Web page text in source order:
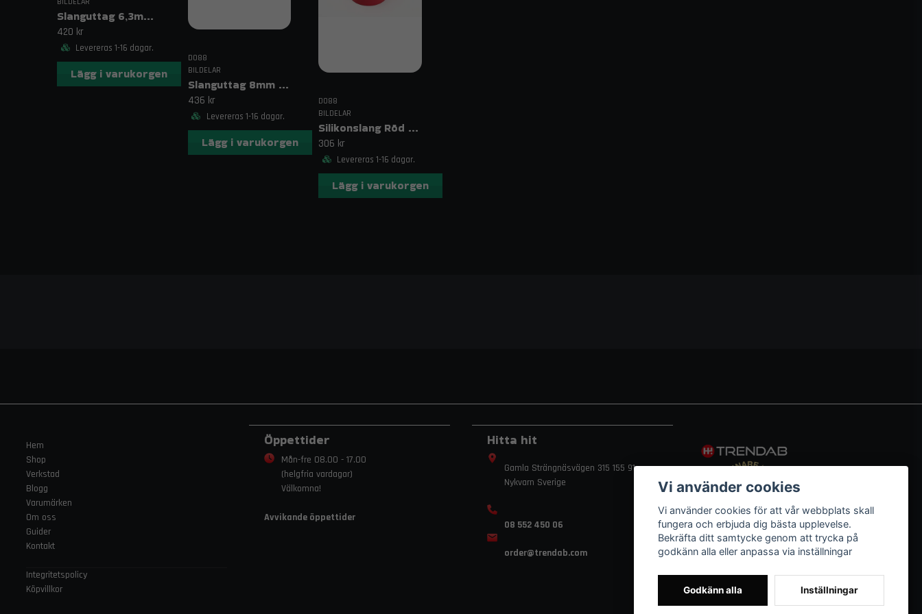
Slanguttag 6,3mm (1/4")
420 kr
Levereras 1-16 dagar.
Lägg i varukorgen
DO88
BILDELAR
Slanguttag 8mm (5/16")
436 kr
Levereras 1-16 dagar.
Lägg i varukorgen
DO88
BILDELAR
Silikonslang Röd 3–4" (76–102mm)
306 kr
Levereras 1-16 dagar.
Lägg i varukorgen
Hem
Shop
Verkstad
Blogg
Varumärken
Om oss
Guider
Kontakt
Integritetspolicy
Köpvillkor
Öppettider
Mån-fre 08.00 - 17.00
(helgfria vardagar)
Välkomna!
Avvikande öppettider
Hitta hit
Gamla Strängnäsvägen 315 155 91
Nykvarn Sverige
08 552 450 06
order@trendab.com
Vi använder cookies
Vi använder cookies för att vår webbplats skall
fungera och erbjuda dig bästa upplevelse.
Bekräfta ditt samtycke genom att trycka på
godkänn alla eller anpassa via inställningar
Godkänn alla Inställningar